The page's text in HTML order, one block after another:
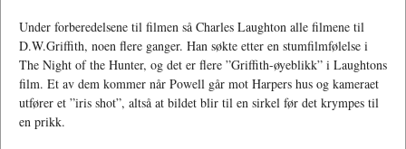
Under forberedelsene til filmen så Charles Laughton alle filmene til
D.W.Griffith, noen flere ganger. Han søkte etter en stumfilmfølelse i
The Night of the Hunter, og det er flere ”Griffith-øyeblikk” i Laughtons
film. Et av dem kommer når Powell går mot Harpers hus og kameraet
utfører et ”iris shot”, altså at bildet blir til en sirkel før det krympes til
en prikk.